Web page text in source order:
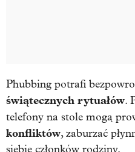
Phubbing potrafi
świątecznych rytuałów.
telefony na stole mogą
konfliktów, zaburzać
siebie członków rodziny.